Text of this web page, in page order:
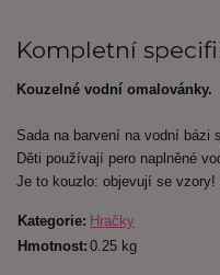
Kompletní
Kouzelné vodní omalovánky.
Sada na barvení na vodní bázi
Děti používají pero naplněné
Je to kouzlo: objevují se
Kategorie: Hračky
Hmotnost: 0.25 kg